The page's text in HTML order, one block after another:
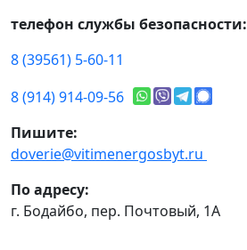
телефон службы безопасности:
8 (39561) 5-60-11
8 (914) 914-09-56
Пишите:
doverie@vitimenergosbyt.ru
По адресу:
г. Бодайбо, пер. Почтовый, 1А